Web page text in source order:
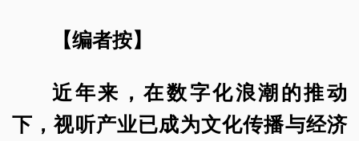
【编者按】
近年来，在数字化浪潮的推动
下，视听产业已成为文化传播与经济